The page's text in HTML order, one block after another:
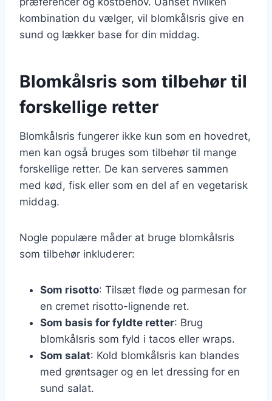
kombination du vælger, vil blomkålsris give en
sund og lækker base for din middag.
Blomkålsris som tilbehør til
forskellige retter
Blomkålsris fungerer ikke kun som en hovedret,
men kan også bruges som tilbehør til mange
forskellige retter. De kan serveres sammen
med kød, fisk eller som en del af en vegetarisk
middag.
Nogle populære måder at bruge blomkålsris
som tilbehør inkluderer:
Som risotto: Tilsæt fløde og parmesan for
en cremet risotto-lignende ret.
Som basis for fyldte retter: Brug
blomkålsris som fyld i tacos eller wraps.
Som salat: Kold blomkålsris kan blandes
med grøntsager og en let dressing for en
sund salat.